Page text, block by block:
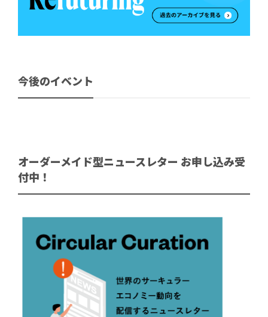
今後のイベント
オーダーメイド型ニュースレター お申し込み受
付中！